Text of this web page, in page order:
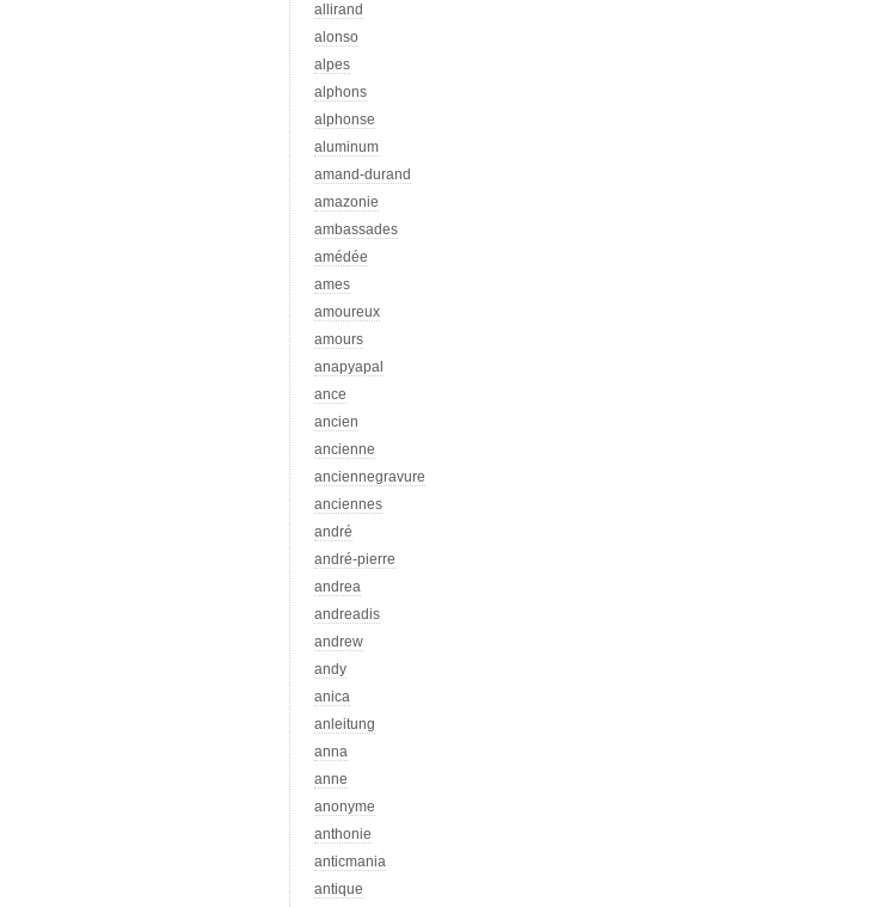
allirand
alonso
alpes
alphons
alphonse
aluminum
amand-durand
amazonie
ambassades
amédée
ames
amoureux
amours
anapyapal
ance
ancien
ancienne
anciennegravure
anciennes
andré
andré-pierre
andrea
andreadis
andrew
andy
anica
anleitung
anna
anne
anonyme
anthonie
anticmania
antique